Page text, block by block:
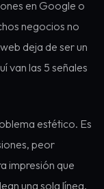
en Google o
negocios no
deja de ser un
van las 5 señales
estético. Es
peor
impresión que
una sola línea.